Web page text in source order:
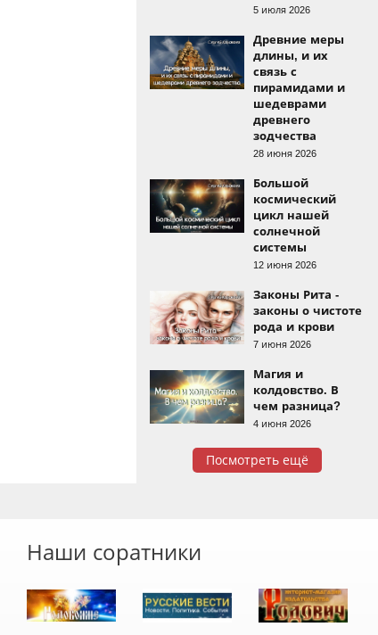
5 июля 2026
Древние меры
длины, и их
связь с
пирамидами и
шедеврами
древнего
зодчества
28 июня 2026
Большой
космический
цикл нашей
солнечной
системы
12 июня 2026
Законы Рита -
законы о чистоте
рода и крови
7 июня 2026
Магия и
колдовство. В
чем разница?
4 июня 2026
Посмотреть ещё
Наши соратники